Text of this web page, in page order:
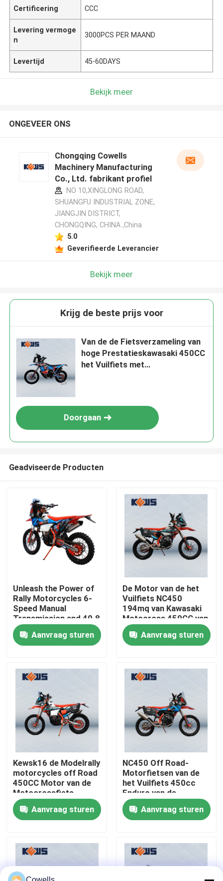
Huis
Producten
Kwaliteitscontrole
bloggen
4 de Motorfietsen van slagenduro
Twee Motorfietsen van Slagenduro
Verzamelingsmotorfietsen
Certificering CCC
Levering vermoge
n
3000PCS PER MAAND
Levertijd 45-60DAYS
Bekijk meer
ONGEVEER ONS
Chongqing Cowells
Machinery Manufacturing
Co., Ltd. fabrikant profiel
NO 10,XINGLONG ROAD,
SHUANGFU INDUSTRIAL ZONE,
JIANGJIN DISTRICT,
CHONGQING, CHINA ,China
5.0
Geverifieerde Leverancier
Bekijk meer
Krijg de beste prijs voor
Van de de Fietsverzameling van
hoge Prestatieskawasaki 450CC
het Vuilfiets met
Doorgaan
Geadviseerde Producten
Unleash the Power of
Rally Motorcycles 6-
Speed Manual
Transmission and 40.8
Max Power for the
Ultimate Riding
Experience
Aanvraag sturen
De Motor van de het
Vuilfiets NC450
194mq van Kawasaki
Motocross 450CC van
de Kewsmotorfiets
Aanvraag sturen
Kewsk16 de Modelrally
motorcycles off Road
450CC Motor van de
Motocrossfiets
NC450 die door
Zongshen wordt
gemaakt
Aanvraag sturen
NC450 Off Road-
Motorfietsen van de
het Vuilfiets 450cc
Enduro van de
Motorfietsverzameling
de Chinese
Aanvraag sturen